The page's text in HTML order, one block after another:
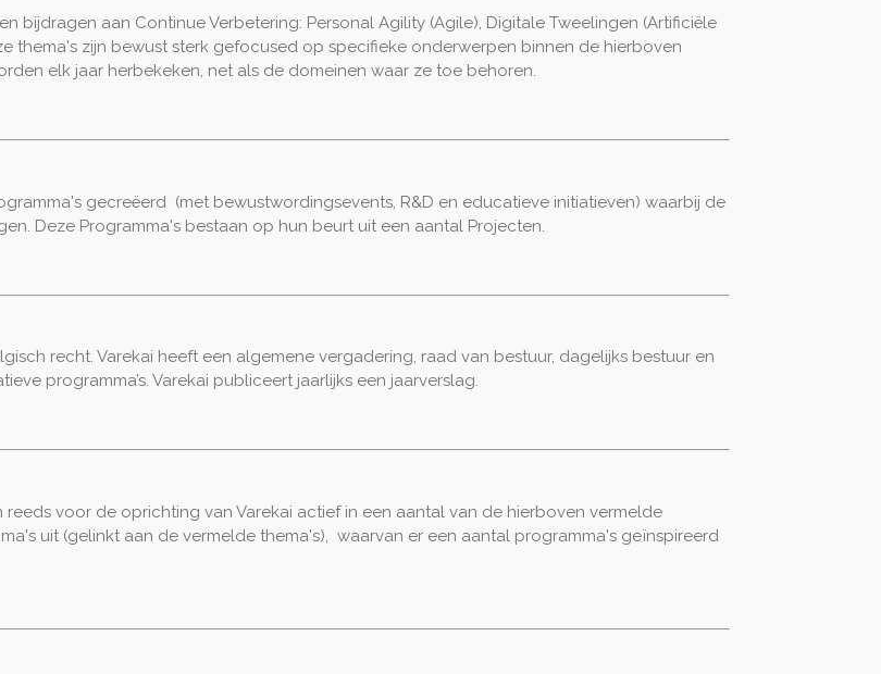
bijdragen aan Continue Verbetering: Personal Agility (Agile), Digitale Tweelingen (Artificiële
thema's zijn bewust sterk gefocused op specifieke onderwerpen binnen de hierboven
elk jaar herbekeken, net als de domeinen waar ze toe behoren.
gecreëerd (met bewustwordingsevents, R&D en educatieve initiatieven) waarbij de
Deze Programma's bestaan op hun beurt uit een aantal Projecten.
recht. Varekai heeft een algemene vergadering, raad van bestuur, dagelijks bestuur en
programma’s. Varekai publiceert jaarlijks een jaarverslag.
voor de oprichting van Varekai actief in een aantal van de hierboven vermelde
uit (gelinkt aan de vermelde thema's), waarvan er een aantal programma's geïnspireerd